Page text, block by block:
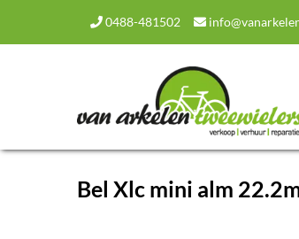
0488-481502
Bel Xlc mini alm